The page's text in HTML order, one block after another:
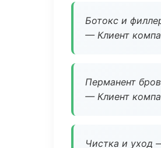
Ботокс и
— Клиент
Перманент
— Клиент
Чистка и уход